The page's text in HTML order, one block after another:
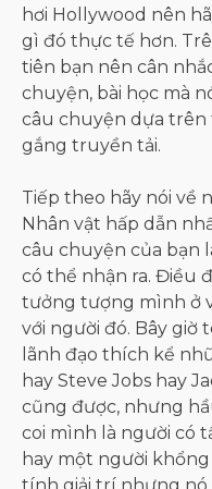
hơi Hollywood nên
gì đó thực tế hơn.
tiên bạn nên cân
chuyện, bài học mà
câu chuyện dựa
gắng truyền tải.
Tiếp theo hãy nói về
Nhân vật hấp dẫn
câu chuyện của bạn
có thể nhận ra. Điều
tưởng tượng mình ở
với người đó. Bây giờ
lãnh đạo thích kể
hay Steve Jobs hay
cũng được, nhưng
coi mình là người có
hay một người